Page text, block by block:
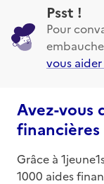
Psst !
Pour
vous aider
Avez-vous
financières
Grâce à
1000 aides